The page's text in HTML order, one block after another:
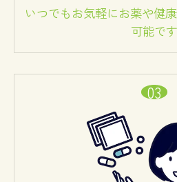
いつでもお気軽にお薬や健
可能です